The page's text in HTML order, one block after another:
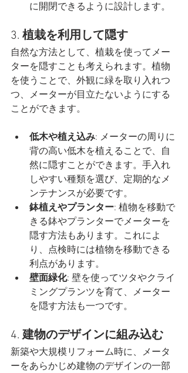
に開閉できるように設計します。
3. 植栽を利用して隠す
自然な方法として、植栽を使ってメー
ターを隠すことも考えられます。植物
を使うことで、外観に緑を取り入れつ
つ、メーターが目立たないようにする
ことができます。
低木や植え込み: メーターの周りに
背の高い低木を植えることで、自
然に隠すことができます。手入れ
しやすい種類を選び、定期的なメ
ンテナンスが必要です。
鉢植えやプランター: 植物を移動で
きる鉢やプランターでメーターを
隠す方法もあります。これによ
り、点検時には植物を移動できる
利点があります。
壁面緑化: 壁を使ってツタやクライ
ミングプランツを育て、メーター
を隠す方法も一つです。
4. 建物のデザインに組み込む
新築や大規模リフォーム時に、メータ
ーをあらかじめ建物のデザインの一部